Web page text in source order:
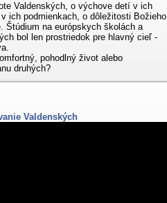
Valdenských, o výchove detí v ich
ich podmienkach, o dôležitosti Božieho
Štúdium na európskych školách a
bol len prostriedok pre hlavný cieľ -
pohodlný život alebo
druhých?
Valdenských